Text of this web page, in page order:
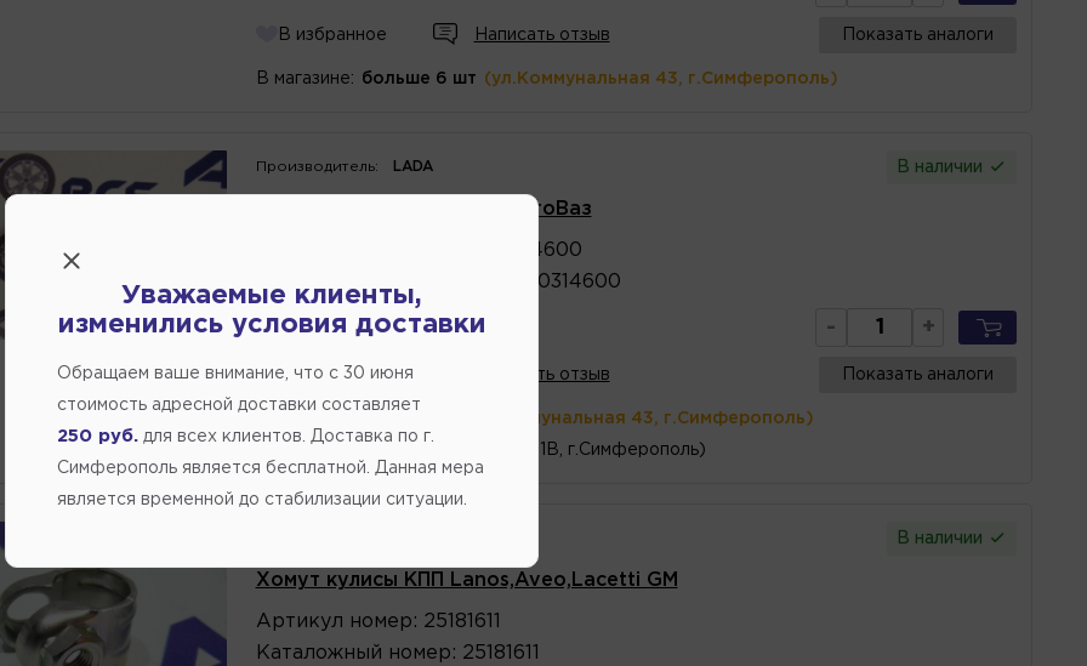
В избранное Написать отзыв Показать аналоги
В магазине: больше 6 шт (ул.Коммунальная 43, г.Симферополь)
Производитель: LADA В наличии
Хомут кулисы ВАЗ-2123 АвтоВаз
21230170314600
21230170314600
223.75 - +
В избранное Написать отзыв Показать аналоги
(ул.Коммунальная 43, г.Симферополь)
(ул.Федоренко 1В, г.Симферополь)
В наличии
Хомут кулисы КПП Lanos,Aveo,Lacetti GM
Артикул номер : 25181611
Каталожный номер : 25181611
Уважаемые клиенты,
изменились условия доставки
Обращаем ваше внимание, что c 30 июня
стоимость адресной доставки составляет
250 руб. для всех клиентов. Доставка по г.
Симферополь является бесплатной. Данная мера
является временной до стабилизации ситуации.